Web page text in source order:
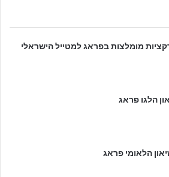
מומלצות בפראג למטייל הישראלי
הלגו פראג
הלאומי פראג